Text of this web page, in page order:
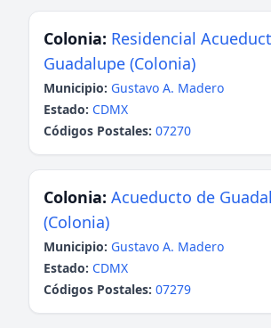
Colonia: Residencial
Guadalupe (Colonia)
Municipio: Gustavo A. Madero
Estado: CDMX
Códigos Postales: 07270
Colonia: Acueducto de
(Colonia)
Municipio: Gustavo A. Madero
Estado: CDMX
Códigos Postales: 07279